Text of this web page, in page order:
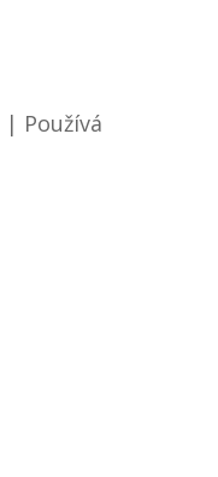
| Používá